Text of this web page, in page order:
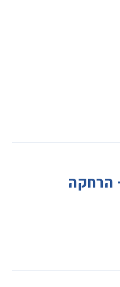
הרחקה